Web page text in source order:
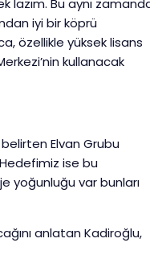
lazım. Bu aynı
iyi bir köprü
özellikle yüksek lisans
kullanacak
Elvan Grubu
ise bu
yoğunluğu var bunları
anlatan Kadiroğlu,